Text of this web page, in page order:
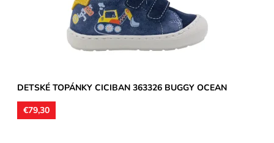
2 roky
DETSKÉ TOPÁNKY CICIBAN 363326 BUGGY OCEAN
€79,30